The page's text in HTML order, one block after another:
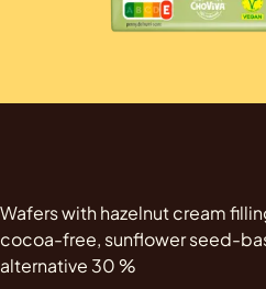
Wafers with hazelnut cream
cocoa-free, sunflower seed-
alternative 30 %